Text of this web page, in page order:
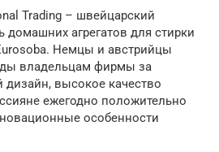
Trading – швейцарский
домашних агрегатов для стирки
Немцы и австрийцы
владельцам фирмы за
высокое качество
ежегодно положительно
особенности